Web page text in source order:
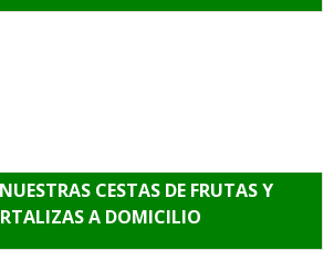
CESTAS DE FRUTAS Y
A DOMICILIO